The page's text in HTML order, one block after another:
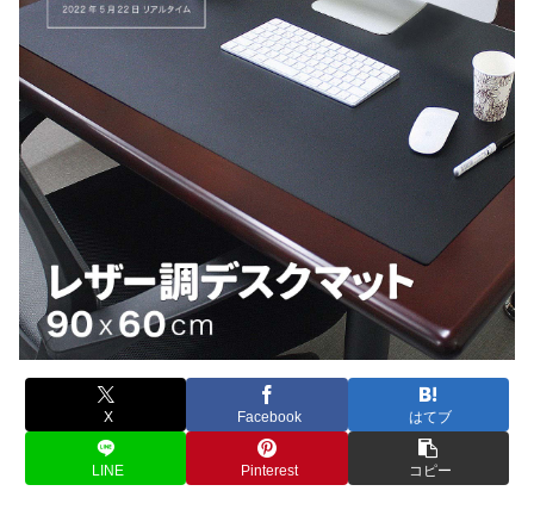
X Facebook はてブ
LINE Pinterest コピー